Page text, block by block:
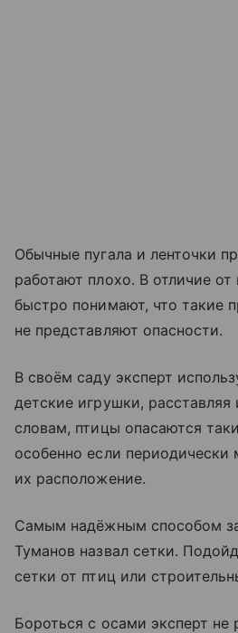
Обычные пугала и ленточки
работают плохо. В отличие
быстро понимают, что такие
не представляют опасности.
В своём саду эксперт
детские игрушки,
словам, птицы опасаются
особенно если периодически
их расположение.
Самым надёжным способом
Туманов назвал сетки.
сетки от птиц или
Бороться с осами эксперт не